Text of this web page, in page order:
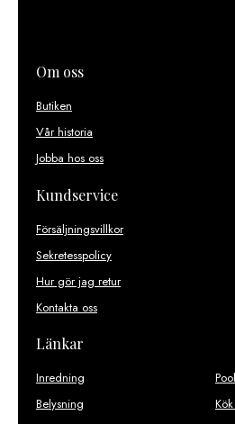
Om oss
Butiken
Vår historia
Jobba hos oss
Kundservice
Försäljningsvillkor
Sekretesspolicy
Hur gör jag retur
Kontakta oss
Länkar
Inredning
Belysning